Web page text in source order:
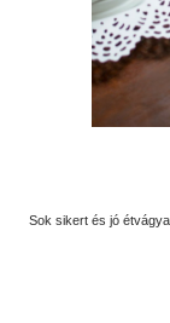
Sok sikert és jó